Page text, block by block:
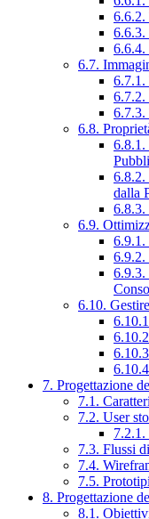
6.6.2.
6.6.3.
6.6.4.
6.7.
6.7.1.
6.7.2.
6.7.3.
6.8.
6.8.1.
6.8.2.
dalla
6.8.3.
6.9.
6.9.1.
6.9.2.
6.9.3.
6.10.
7. Progettazione
7.1.
7.2. User
7.2.1.
7.3. Flussi
7.4.
7.5.
8. Progettazione
8.1.